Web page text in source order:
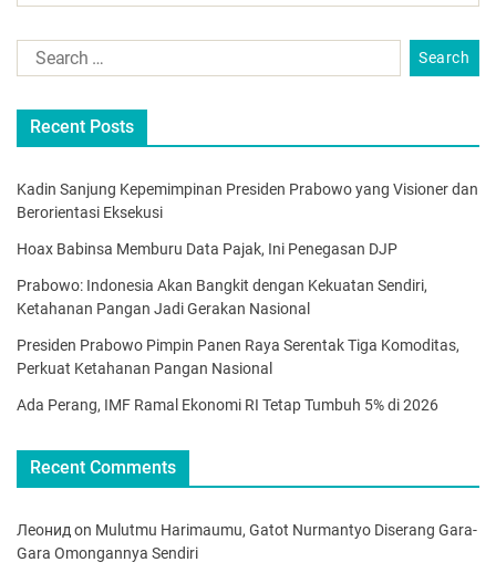
Recent Posts
Kadin Sanjung Kepemimpinan Presiden Prabowo yang Visioner dan
Berorientasi Eksekusi
Hoax Babinsa Memburu Data Pajak, Ini Penegasan DJP
Prabowo: Indonesia Akan Bangkit dengan Kekuatan Sendiri,
Ketahanan Pangan Jadi Gerakan Nasional
Presiden Prabowo Pimpin Panen Raya Serentak Tiga Komoditas,
Perkuat Ketahanan Pangan Nasional
Ada Perang, IMF Ramal Ekonomi RI Tetap Tumbuh 5% di 2026
Recent Comments
Леонидon Mulutmu Harimaumu, Gatot Nurmantyo Diserang Gara-
Gara Omongannya Sendiri